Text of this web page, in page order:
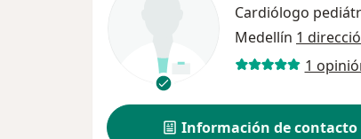
Cardiólogo
Medellín 1
1
Información de contacto